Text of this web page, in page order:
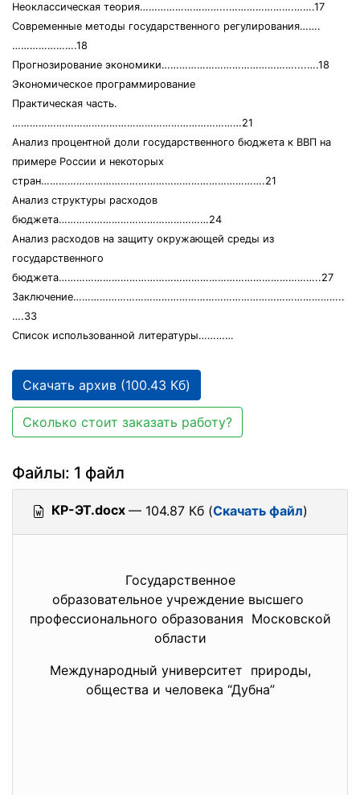
Неоклассическая теория………………………...………………….…….17
Современные методы государственного регулирования…….
………………….18
Прогнозирование экономики………………………………………....….18
Экономическое программирование
Практическая часть.
……………………………………………………………………21
Анализ процентной доли государственного бюджета к ВВП на
примере России и некоторых
стран………………………………………………………………….21
Анализ структуры расходов
бюджета……………………………………………24
Анализ расходов на защиту окружающей среды из
государственного
бюджета……………………………………………………………………………..27
Заключение………………………………………………………………………………..
….33
Список использованной литературы…………
Скачать архив (100.43 Кб)
Сколько стоит заказать работу?
Файлы: 1 файл
КР-ЭТ.docx — 104.87 Кб (Скачать файл)
Государственное
образовательное учреждение высшего
профессионального образования Московской
области
Международный университет природы,
общества и человека “Дубна”